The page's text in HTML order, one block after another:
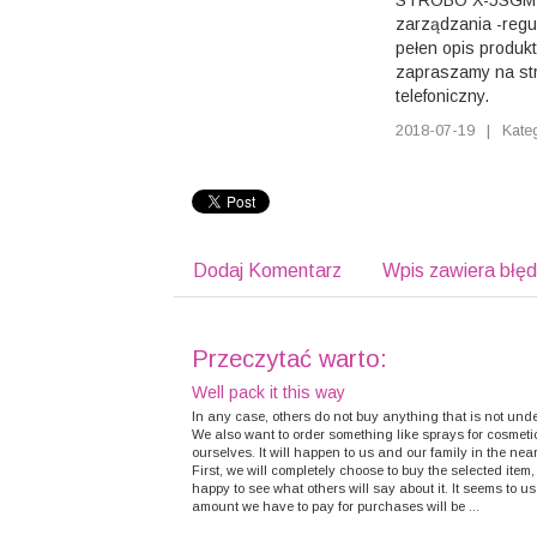
zarządzania -
pełen opis
zapraszamy na
telefoniczny.
2018-07-19 |
Dodaj Komentarz Wpis zawiera
Przeczytać warto:
Well pack it this way
In any case, others do not buy anything that is not
We also want to order something like sprays for
ourselves. It will happen to us and our family in the
First, we will completely choose to buy the selected
happy to see what others will say about it. It seems to
amount we have to pay for purchases will be ...